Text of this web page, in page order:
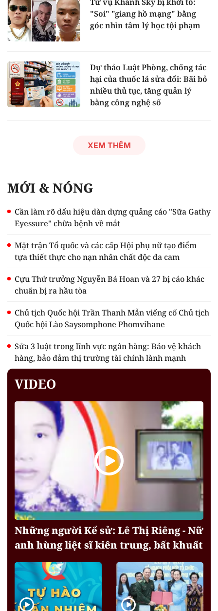
"Soi" "giang hồ mạng" bằng
góc nhìn tâm lý học tội phạm
Dự thảo Luật Phòng, chống tác
hại của thuốc lá sửa đổi: Bãi bỏ
nhiều thủ tục, tăng quản lý
bằng công nghệ số
XEM THÊM
MỚI & NÓNG
Cần làm rõ dấu hiệu dàn dựng quảng cáo "Sữa Gathy
Eyessure" chữa bệnh về mắt
Mặt trận Tổ quốc và các cấp Hội phụ nữ tạo điểm
tựa thiết thực cho nạn nhân chất độc da cam
Cựu Thứ trưởng Nguyễn Bá Hoan và 27 bị cáo khác
chuẩn bị ra hầu tòa
Chủ tịch Quốc hội Trần Thanh Mẫn viếng cố Chủ tịch
Quốc hội Lào Saysomphone Phomvihane
Sửa 3 luật trong lĩnh vực ngân hàng: Bảo vệ khách
hàng, bảo đảm thị trường tài chính lành mạnh
VIDEO
Những người Kể sử: Lê Thị Riêng - Nữ
anh hùng liệt sĩ kiên trung, bất khuất